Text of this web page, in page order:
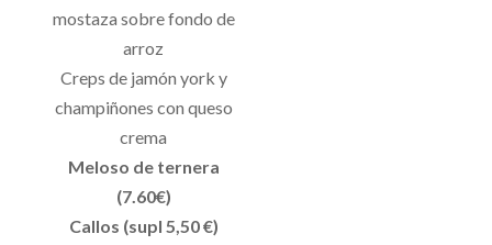
mostaza sobre fondo de
arroz
Creps de jamón york y
champiñones con queso
crema
Meloso de ternera
(7.60€)
Callos (supl 5,50 €)